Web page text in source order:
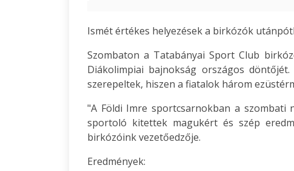
Ismét értékes helyezések a birkózók
Szombaton a Tatabányai Sport Club
Diákolimpiai bajnokság országos
szerepeltek, hiszen a fiatalok három
"A Földi Imre sportcsarnokban a szombati
sportoló kitettek magukért és szép
birkózóink vezetőedzője.
Eredmények: